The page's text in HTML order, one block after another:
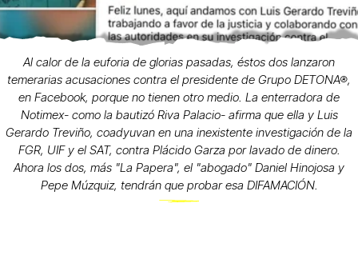
Al calor de la euforia de glorias pasadas, éstos dos lanzaron
temerarias acusaciones contra el presidente de Grupo DETONA®,
en Facebook, porque no tienen otro medio. La enterradora de
Notimex- como la bautizó Riva Palacio- afirma que ella y Luis
Gerardo Treviño, coadyuvan en una inexistente investigación de la
FGR, UIF y el SAT, contra Plácido Garza por lavado de dinero.
Ahora los dos, más "La Papera", el "abogado" Daniel Hinojosa y
Pepe Múzquiz, tendrán que probar esa DIFAMACIÓN.